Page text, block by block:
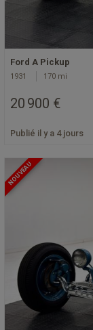
Ford A Pickup
1931 170 mi
20 900 €
Publié il y a 4 jours
NOUVEAU